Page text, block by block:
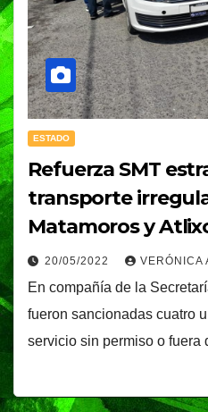
ESTADO
Refuerza SMT
transporte
Matamoros y
20/05/2022 VERÓNICA
En compañía de la
fueron sancionadas cuatro
servicio sin permiso o fuera